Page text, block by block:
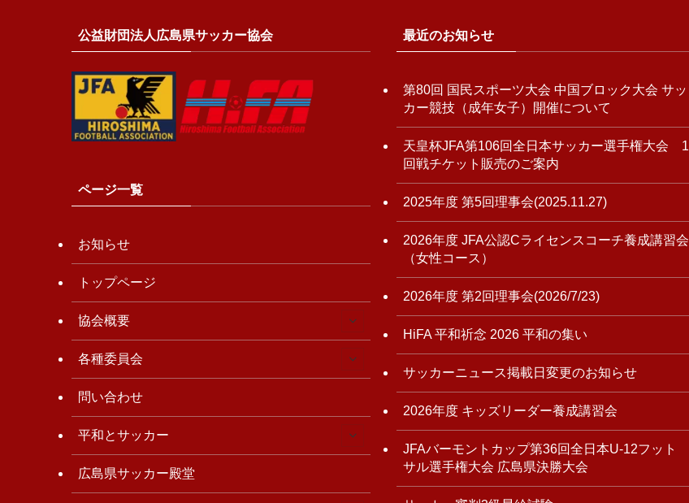
公益財団法人広島県サッカー協会
ページ一覧
お知らせ
トップページ
協会概要
各種委員会
問い合わせ
平和とサッカー
広島県サッカー殿堂
最近のお知らせ
第80回 国民スポーツ大会 中国ブロック大会 サッ
カー競技（成年女子）開催について
天皇杯JFA第106回全日本サッカー選手権大会 1
回戦チケット販売のご案内
2025年度 第5回理事会(2025.11.27)
2026年度 JFA公認Cライセンスコーチ養成講習会
（女性コース）
2026年度 第2回理事会(2026/7/23)
HiFA 平和祈念 2026 平和の集い
サッカーニュース掲載日変更のお知らせ
2026年度 キッズリーダー養成講習会
JFAバーモントカップ第36回全日本U-12フット
サル選手権大会 広島県決勝大会